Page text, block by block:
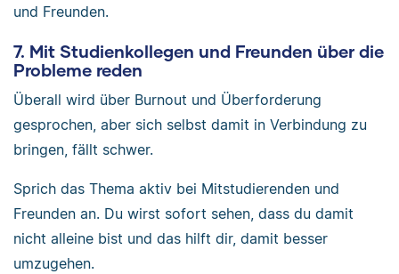
und Freunden.
7. Mit Studienkollegen und Freunden über die
Probleme reden
Überall wird über Burnout und Überforderung
gesprochen, aber sich selbst damit in Verbindung zu
bringen, fällt schwer.
Sprich das Thema aktiv bei Mitstudierenden und
Freunden an. Du wirst sofort sehen, dass du damit
nicht alleine bist und das hilft dir, damit besser
umzugehen.